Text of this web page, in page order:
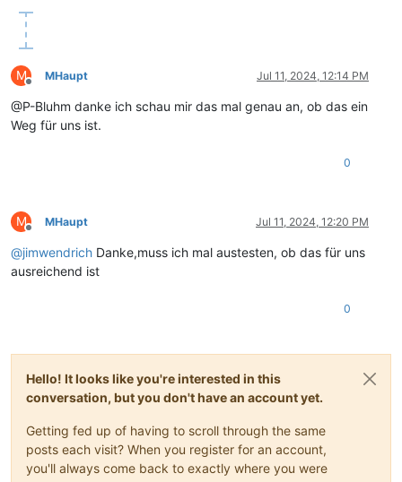
M
Offline
MHaupt Jul 11, 2024, 12:14 PM
@P-Bluhm danke ich schau mir das mal genau an, ob das ein
Weg für uns ist.
0
M
Offline
MHaupt Jul 11, 2024, 12:20 PM
@jimwendrich Danke,muss ich mal austesten, ob das für uns
ausreichend ist
0
Hello! It looks like you're interested in this
conversation, but you don't have an account yet.
Getting fed up of having to scroll through the same
posts each visit? When you register for an account,
you'll always come back to exactly where you were